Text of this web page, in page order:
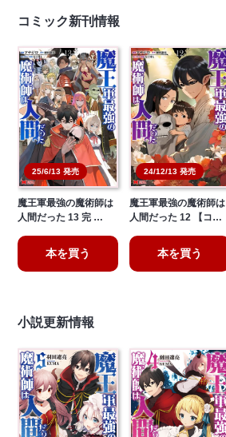
コミック新刊情報
25/6/13 発売
魔王軍最強の魔術師は
人間だった 13 完 …
本を買う
24/12/13 発売
魔王軍最強の魔術師は
人間だった 12 【コ…
本を買う
小説更新情報